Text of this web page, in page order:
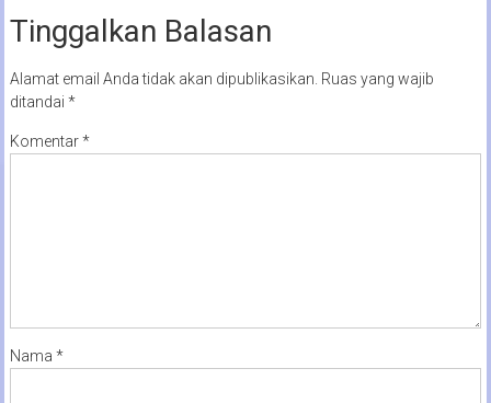
Tinggalkan Balasan
Alamat email Anda tidak akan dipublikasikan. Ruas yang wajib
ditandai *
Komentar*
Nama *